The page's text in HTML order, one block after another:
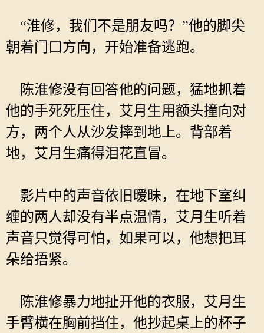
“淮修，我们不是朋友吗？”他的脚尖
朝着门口方向，开始准备逃跑。
陈淮修没有回答他的问题，猛地抓着
他的手死死压住，艾月生用额头撞向对
方，两个人从沙发摔到地上。背部着
地，艾月生痛得泪花直冒。
影片中的声音依旧暧昧，在地下室纠
缠的两人却没有半点温情，艾月生听着
声音只觉得可怕，如果可以，他想把耳
朵给捂紧。
陈淮修暴力地扯开他的衣服，艾月生
手臂横在胸前挡住，他抄起桌上的杯子